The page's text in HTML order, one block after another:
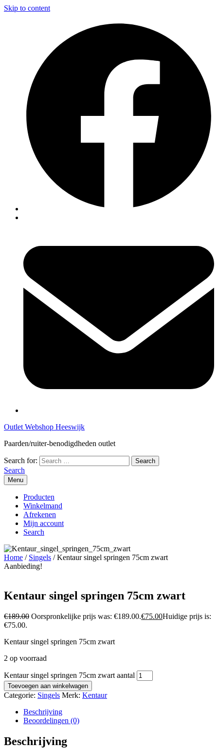
Skip to content
Outlet Webshop Heeswijk
Paarden/ruiter-benodigdheden outlet
Search for:
Search
Menu
Producten
Winkelmand
Afrekenen
Mijn account
Search
Home / Singels / Kentaur singel springen 75cm zwart
Aanbieding!
Kentaur singel springen 75cm zwart
€189.00 Oorspronkelijke prijs was: €189.00.€75.00Huidige prijs is:
€75.00.
Kentaur singel springen 75cm zwart
2 op voorraad
Kentaur singel springen 75cm zwart aantal
Toevoegen aan winkelwagen
Categorie: Singels Merk: Kentaur
Beschrijving
Beoordelingen (0)
Beschrijving